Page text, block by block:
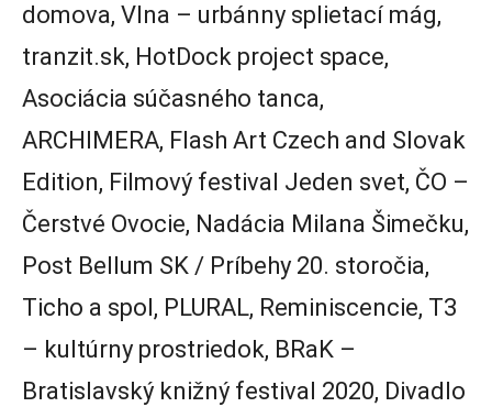
domova, Vlna – urbánny splietací mág,
tranzit.sk, HotDock project space,
Asociácia súčasného tanca,
ARCHIMERA, Flash Art Czech and Slovak
Edition, Filmový festival Jeden svet, ČO –
Čerstvé Ovocie, Nadácia Milana Šimečku,
Post Bellum SK / Príbehy 20. storočia,
Ticho a spol, PLURAL, Reminiscencie, T3
– kultúrny prostriedok, BRaK –
Bratislavský knižný festival 2020, Divadlo